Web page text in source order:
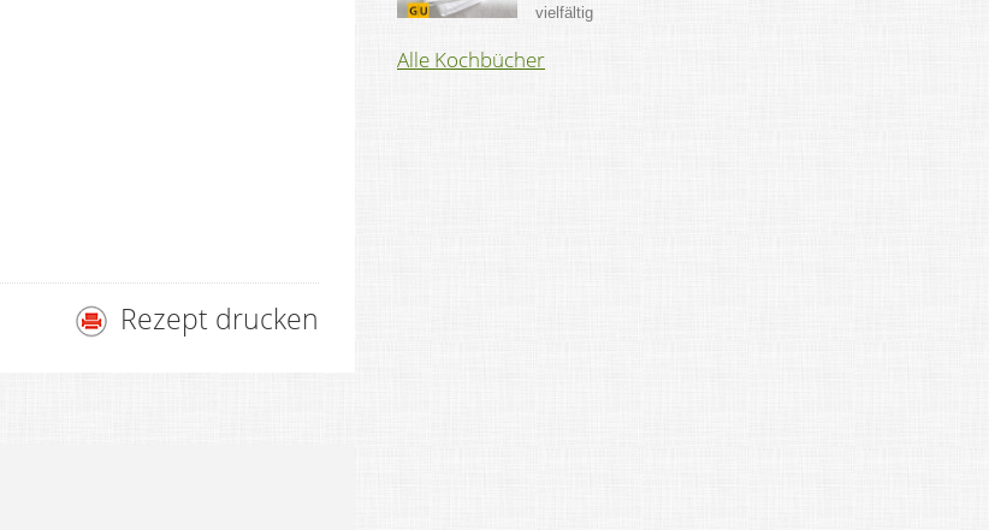
Rezept drucken
vielfältig
Alle Kochbücher